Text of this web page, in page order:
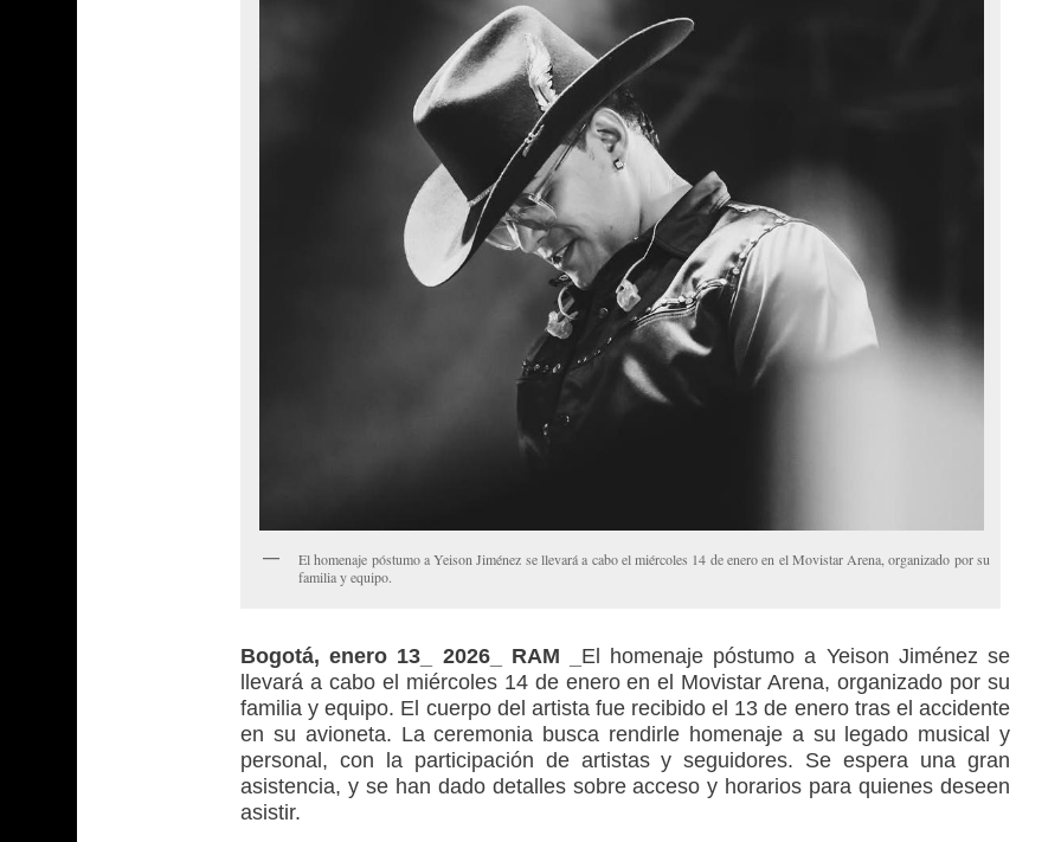
El homenaje póstumo a Yeison Jiménez se llevará a cabo el miércoles 14 de enero en el Movistar Arena, organizado por su
familia y equipo.
Bogotá, enero 13_ 2026_ RAM _ El homenaje póstumo a Yeison Jiménez se
llevará a cabo el miércoles 14 de enero en el Movistar Arena, organizado por su
familia y equipo. El cuerpo del artista fue recibido el 13 de enero tras el accidente
en su avioneta. La ceremonia busca rendirle homenaje a su legado musical y
personal, con la participación de artistas y seguidores. Se espera una gran
asistencia, y se han dado detalles sobre acceso y horarios para quienes deseen
asistir.